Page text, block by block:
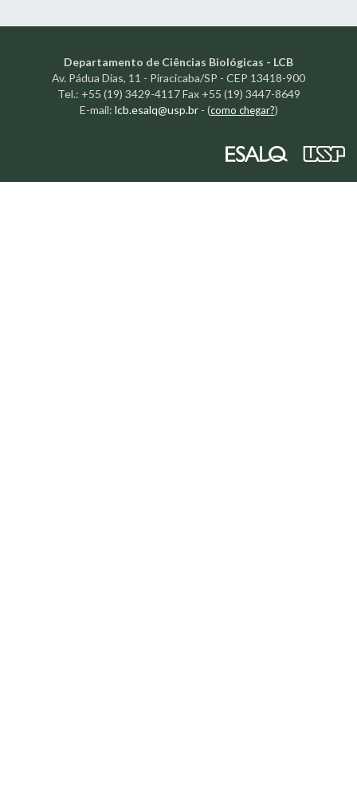
Departamento de Ciências Biológicas - LCB
Av. Pádua Dias, 11 - Piracicaba/SP - CEP 13418-900
Tel.: +55 (19) 3429-4117 Fax +55 (19) 3447-8649
E-mail: lcb.esalq@usp.br- (como chegar?)